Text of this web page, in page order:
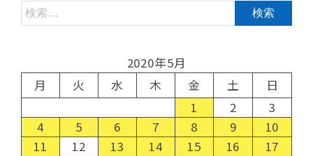
2020年5月
月
火 水 木 金 土
日
1
2
3
4
5 6 7 8 9
10
11
12 13 14 15 16
17